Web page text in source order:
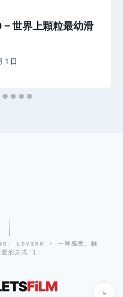
世界上顆粒最幼滑
1 日
LOVING · 一种感受、触
爱的方式 ]
FiLM